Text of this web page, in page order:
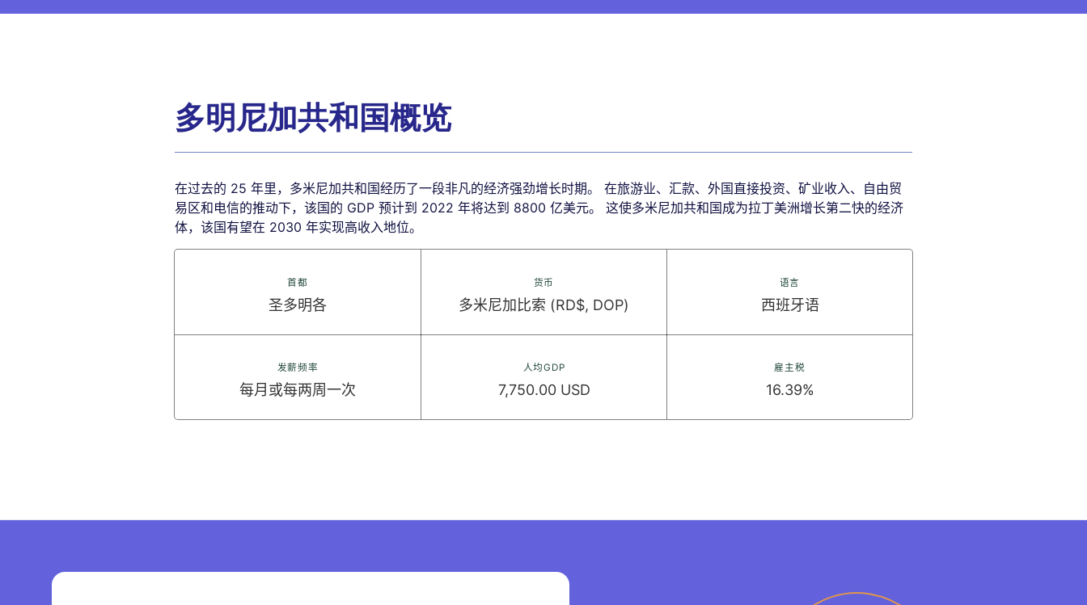
多明尼加共和国概览
在过去的 25 年里，多米尼加共和国经历了一段非凡的经济强劲增长时期。 在旅游业、汇款、外国直接投资、矿业收入、自由贸
易区和电信的推动下，该国的 GDP 预计到 2022 年将达到 8800 亿美元。 这使多米尼加共和国成为拉丁美洲增长第二快的经济
体，该国有望在 2030 年实现高收入地位。
首都
圣多明各
货币
多米尼加比索 (RD$, DOP)
语言
西班牙语
发薪频率
每月或每两周一次
人均GDP
7,750.00 USD
雇主税
16.39%